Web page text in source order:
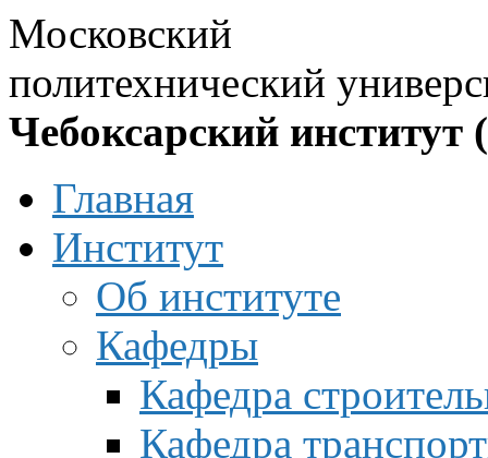
Московский
политехнический
Чебоксарский институт
Главная
Институт
Об институте
Кафедры
Кафедра
Кафедра